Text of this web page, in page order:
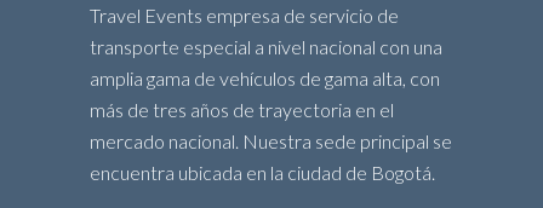
Travel Events empresa de servicio de
transporte especial a nivel nacional con una
amplia gama de vehículos de gama alta, con
más de tres años de trayectoria en el
mercado nacional. Nuestra sede principal se
encuentra ubicada en la ciudad de Bogotá.